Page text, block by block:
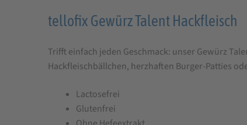
Produktbeschreibung
tellofix
Gewürz
Talent
Hackfleisch,
tellofix Gewürz Talent Hackfleisch
Trifft einfach jeden Geschmack: unser Gewürz
Hackfleischbällchen, herzhaften Burger-Patties
Lactosefrei
Glutenfrei